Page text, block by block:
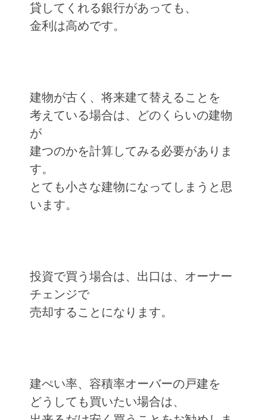
貸してくれる銀行があっても、
金利は高めです。
建物が古く、将来建て替えることを
考えている場合は、どのくらいの建物
が
建つのかを計算してみる必要がありま
す。
とても小さな建物になってしまうと思
います。
投資で買う場合は、出口は、オーナー
チェンジで
売却することになります。
建ぺい率、容積率オーバーの戸建を
どうしても買いたい場合は、